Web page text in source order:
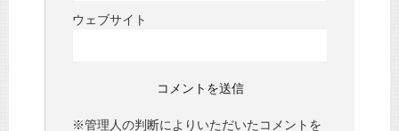
ウェブサイト
※管理人の判断によりいただいたコメントを